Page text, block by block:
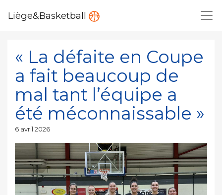
Liège&Basketball
« La défaite en Coupe
a fait beaucoup de
mal tant l’équipe a
été méconnaissable »
Publié
6 avril 2026